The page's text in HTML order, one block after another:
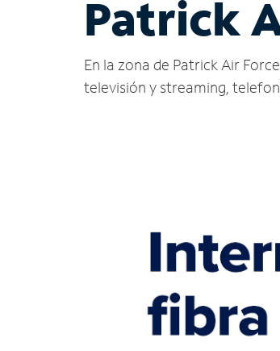
Patrick
En la zona de Patrick Air
televisión y streaming,